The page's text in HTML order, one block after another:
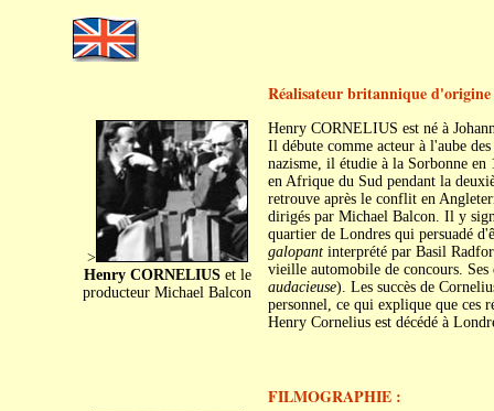
Réalisateur britannique d'origine
>
Henry CORNELIUSet le
producteur Michael Balcon
Henry CORNELIUS est né à
Il débute comme acteur à l'aube
nazisme, il étudie à la Sorbonne
en Afrique du Sud pendant la
retrouve après le conflit en
dirigés par Michael Balcon. Il y
quartier de Londres qui persuadé
galopantinterprété par Basil
vieille automobile de concours.
audacieuse). Les succès de
personnel, ce qui explique que ces
Henry Cornelius est décédé à
FILMOGRAPHIE :